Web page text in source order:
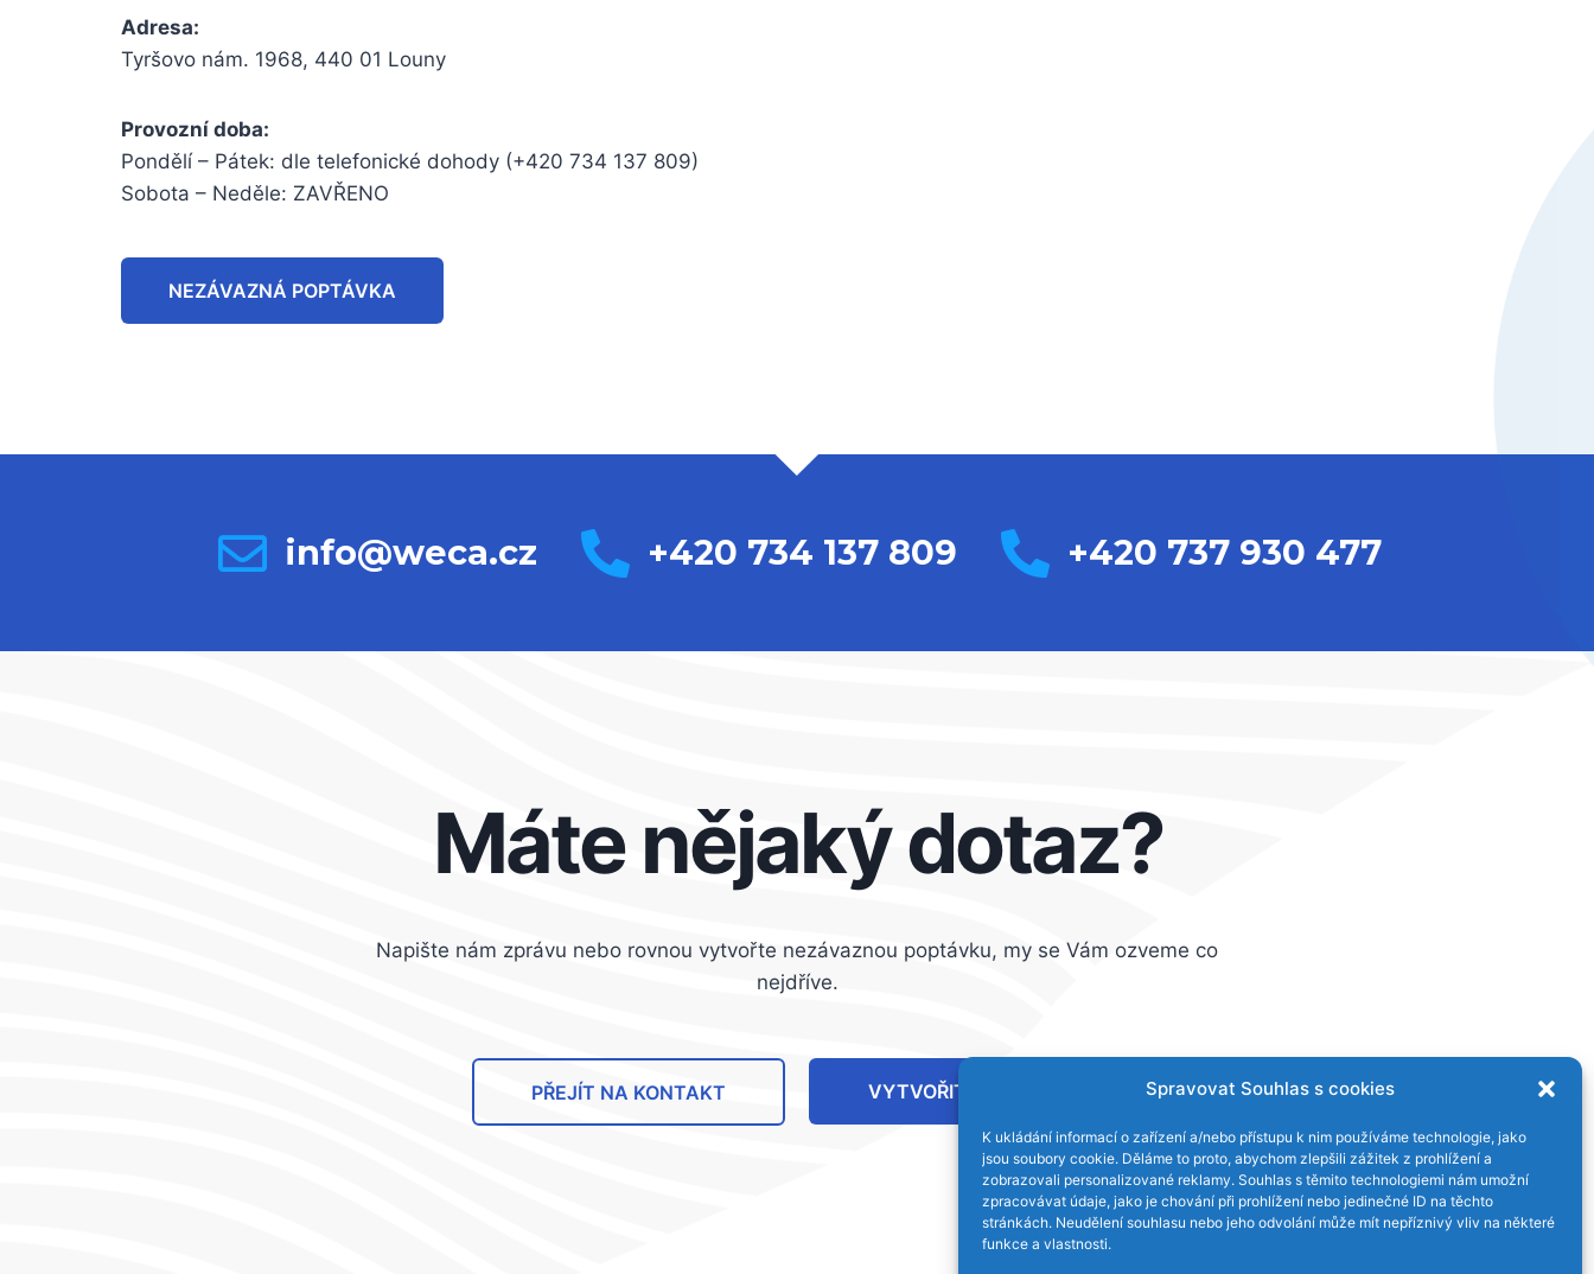
Spravovat Souhlas s cookies
K ukládání informací o zařízení a/nebo přístupu k nim používáme technologie, jako
jsou soubory cookie. Děláme to proto, abychom zlepšili zážitek z prohlížení a
zobrazovali personalizované reklamy. Souhlas s těmito technologiemi nám umožní
zpracovávat údaje, jako je chování při prohlížení nebo jedinečné ID na těchto
stránkách. Neudělení souhlasu nebo jeho odvolání může mít nepříznivý vliv na některé
funkce a vlastnosti.
Adresa:
Tyršovo nám. 1968, 440 01 Louny
Provozní doba:
Pondělí – Pátek: dle telefonické dohody (+420 734 137 809)
Sobota – Neděle: ZAVŘENO
NEZÁVAZNÁ POPTÁVKA
info@weca.cz +420 734 137 809 +420 737 930 477
Máte nějaký dotaz?
Napište nám zprávu nebo rovnou vytvořte nezávaznou poptávku, my se Vám ozveme co
nejdříve.
PŘEJÍT NA KONTAKT VYTVOŘIT POPTÁVKU